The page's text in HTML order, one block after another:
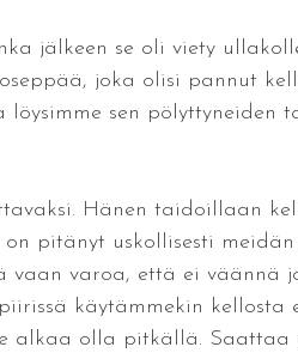
jälkeen se oli viety
joka olisi pannut
sen
Hänen taidoillaan
pitänyt uskollisesti
vaan varoa, että ei väännä
käytämmekin kellosta
alkaa olla pitkällä.